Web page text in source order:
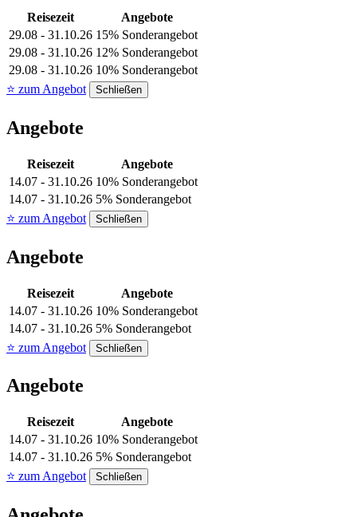
Reisezeit
Angebote
29.08 - 31.10.26 15% Sonderangebot
29.08 - 31.10.26 12% Sonderangebot
29.08 - 31.10.26 10% Sonderangebot
⭐ zum Angebot
Schließen
Angebote
Reisezeit
Angebote
14.07 - 31.10.26 10% Sonderangebot
14.07 - 31.10.26 5% Sonderangebot
⭐ zum Angebot
Schließen
Angebote
Reisezeit
Angebote
14.07 - 31.10.26 10% Sonderangebot
14.07 - 31.10.26 5% Sonderangebot
⭐ zum Angebot
Schließen
Angebote
Reisezeit
Angebote
14.07 - 31.10.26 10% Sonderangebot
14.07 - 31.10.26 5% Sonderangebot
⭐ zum Angebot
Schließen